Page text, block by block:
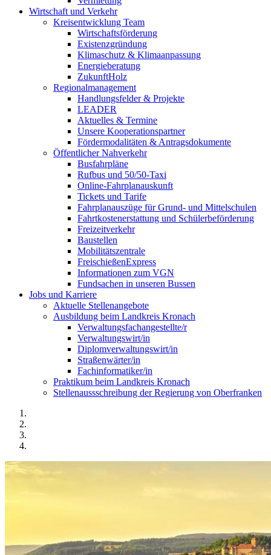
Wirtschaft und Verkehr
Kreisentwicklung Team
Wirtschaftsförderung
Existenzgründung
Klimaschutz & Klimaanpassung
Energieberatung
ZukunftHolz
Regionalmanagement
Handlungsfelder & Projekte
LEADER
Aktuelles & Termine
Unsere Kooperationspartner
Fördermodalitäten & Antragsdokumente
Öffentlicher Nahverkehr
Busfahrpläne
Rufbus und 50/50-Taxi
Online-Fahrplanauskunft
Tickets und Tarife
Fahrplanauszüge für Grund- und Mittelschulen
Fahrtkostenerstattung und Schülerbeförderung
Freizeitverkehr
Baustellen
Mobilitätszentrale
FreischießenExpress
Informationen zum VGN
Fundsachen in unseren Bussen
Jobs und Karriere
Aktuelle Stellenangebote
Ausbildung beim Landkreis Kronach
Verwaltungsfachangestellte/r
Verwaltungswirt/in
Diplomverwaltungswirt/in
Straßenwärter/in
Fachinformatiker/in
Praktikum beim Landkreis Kronach
Stellenaussschreibung der Regierung von Oberfranken